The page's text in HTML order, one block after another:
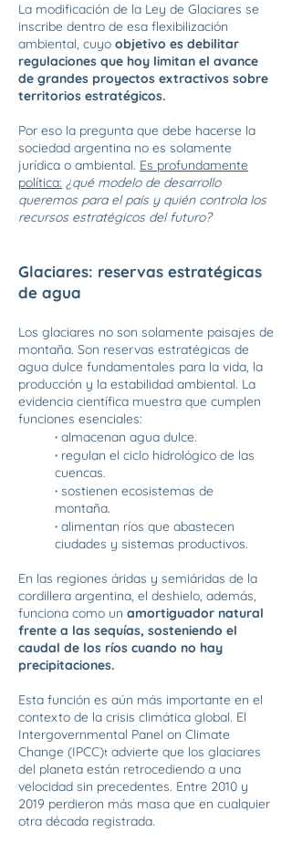
La modificación de la Ley de Glaciares se
inscribe dentro de esa flexibilización
ambiental, cuyo objetivo es debilitar
regulaciones que hoy limitan el avance
de grandes proyectos extractivos sobre
territorios estratégicos.
Por eso la pregunta que debe hacerse la
sociedad argentina no es solamente
jurídica o ambiental. Es profundamente
política: ¿qué modelo de desarrollo
queremos para el país y quién controla los
recursos estratégicos del futuro?
Glaciares: reservas estratégicas
de agua
Los glaciares no son solamente paisajes de
montaña. Son reservas estratégicas de
agua dulce fundamentales para la vida, la
producción y la estabilidad ambiental. La
evidencia científica muestra que cumplen
funciones esenciales:
· almacenan agua dulce.
· regulan el ciclo hidrológico de las
cuencas.
· sostienen ecosistemas de
montaña.
· alimentan ríos que abastecen
ciudades y sistemas productivos.
En las regiones áridas y semiáridas de la
cordillera argentina, el deshielo, además,
funciona como un amortiguador natural
frente a las sequías, sosteniendo el
caudal de los ríos cuando no hay
precipitaciones.
Esta función es aún más importante en el
contexto de la crisis climática global. El
Intergovernmental Panel on Climate
Change (IPCC)t advierte que los glaciares
del planeta están retrocediendo a una
velocidad sin precedentes. Entre 2010 y
2019 perdieron más masa que en cualquier
otra década registrada.